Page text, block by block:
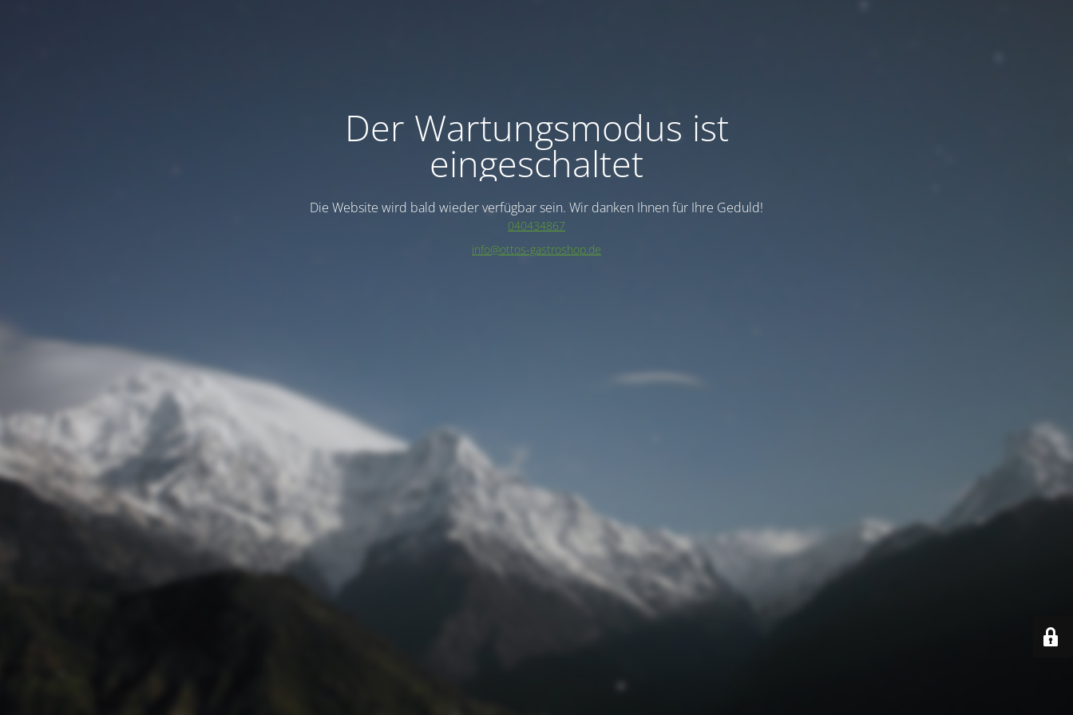
Der Wartungsmodus ist
eingeschaltet
Die Website wird bald wieder verfügbar sein. Wir danken Ihnen für Ihre Geduld!
040434867
info@ottos-gastroshop.de